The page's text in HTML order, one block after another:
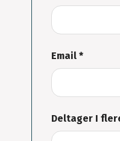
Email *
Deltager I